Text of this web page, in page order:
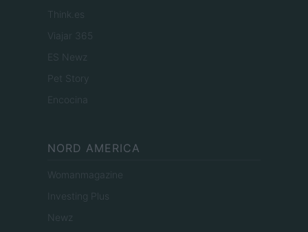
Think.es
Viajar 365
ES Newz
Pet Story
Encocina
NORD AMERICA
Womanmagazine
Investing Plus
Newz